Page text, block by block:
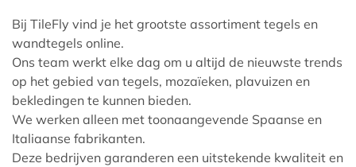
Bij TileFly vind je het grootste assortiment tegels en
wandtegels online.
Ons team werkt elke dag om u altijd de nieuwste trends
op het gebied van tegels, mozaïeken, plavuizen en
bekledingen te kunnen bieden.
We werken alleen met toonaangevende Spaanse en
Italiaanse fabrikanten.
Deze bedrijven garanderen een uitstekende kwaliteit en